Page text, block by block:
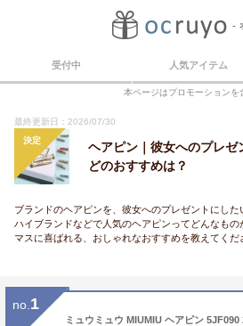
受付中 人気アイテム
本ページはプロモーションを
最終更新日：2026/07/30
決定
ヘアピン｜彼女へのプレ
どのおすすめは？
ブランドのヘアピンを、彼女へのプレゼントにした
ハイブランドなどで人気のヘアピンってどんなもの
マスに喜ばれる、おしゃれなおすすめを教えてくだ
no. 1